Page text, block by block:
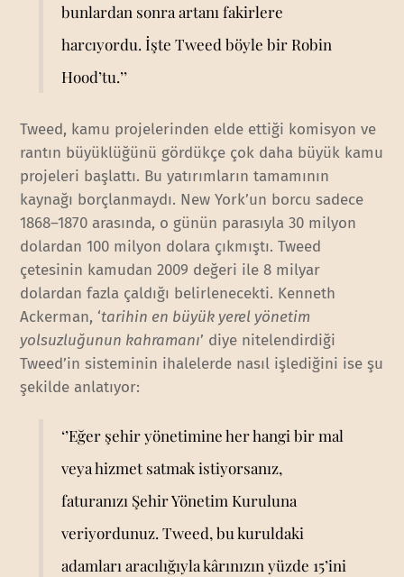
bunlardan sonra artanı fakirlere
harcıyordu. İşte Tweed böyle bir Robin
Hood’tu.’’
Tweed, kamu projelerinden elde ettiği komisyon ve
rantın büyüklüğünü gördükçe çok daha büyük kamu
projeleri başlattı. Bu yatırımların tamamının
kaynağı borçlanmaydı. New York’un borcu sadece
1868–1870 arasında, o günün parasıyla 30 milyon
dolardan 100 milyon dolara çıkmıştı. Tweed
çetesinin kamudan 2009 değeri ile 8 milyar
dolardan fazla çaldığı belirlenecekti. Kenneth
Ackerman, ‘tarihin en büyük yerel yönetim
yolsuzluğunun kahramanı’ diye nitelendirdiği
Tweed’in sisteminin ihalelerde nasıl işlediğini ise şu
şekilde anlatıyor:
‘’Eğer şehir yönetimine her hangi bir mal
veya hizmet satmak istiyorsanız,
faturanızı Şehir Yönetim Kuruluna
veriyordunuz. Tweed, bu kuruldaki
adamları aracılığıyla kârınızın yüzde 15’ini